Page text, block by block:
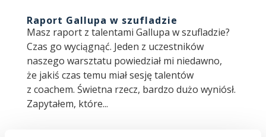
Raport Gallupa w szufladzie
Masz raport z talentami Gallupa w szufladzie?
Czas go wyciągnąć. Jeden z uczestników
naszego warsztatu powiedział mi niedawno,
że jakiś czas temu miał sesję talentów
z coachem. Świetna rzecz, bardzo dużo wyniósł.
Zapytałem, które...